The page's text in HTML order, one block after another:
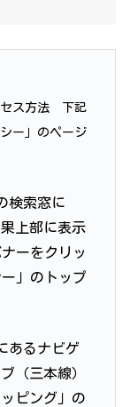
ス方法
下記
ー」のページ
検索窓に
上部に表示
ーをクリッ
」のトップ
あるナビゲ
（三本線）
ピング」の